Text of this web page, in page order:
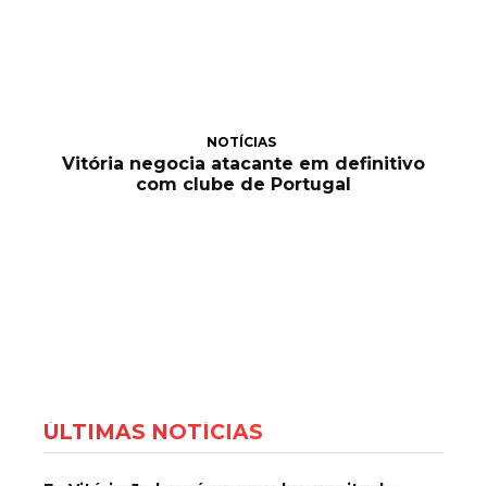
NOTÍCIAS
Vitória negocia atacante em definitivo
com clube de Portugal
ÚLTIMAS NOTÍCIAS